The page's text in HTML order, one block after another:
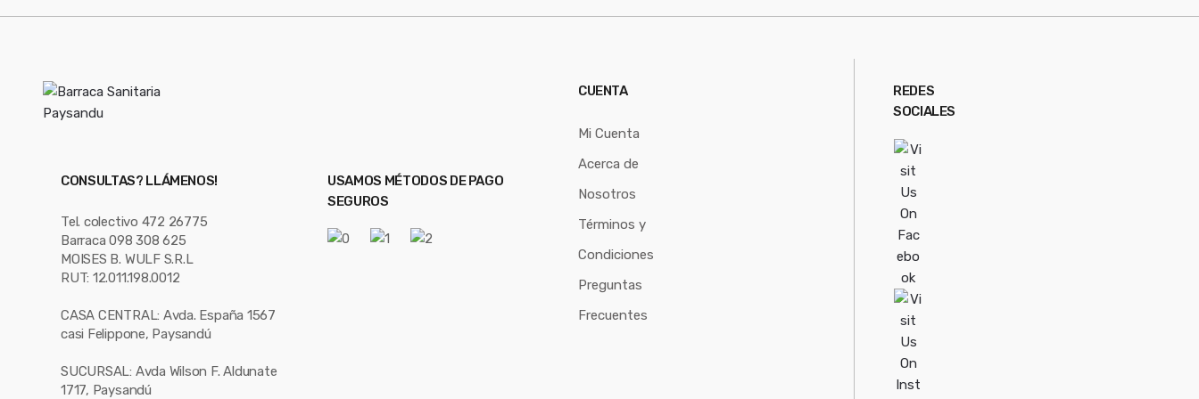
CONSULTAS? LLÁMENOS!
Tel. colectivo 472 26775
Barraca 098 308 625
MOISES B. WULF S.R.L
RUT: 12.011.198.0012
CASA CENTRAL: Avda. España 1567
casi Felippone, Paysandú
SUCURSAL: Avda Wilson F. Aldunate
1717, Paysandú
USAMOS MÉTODOS DE PAGO
SEGUROS
CUENTA
Mi Cuenta
Acerca de
Nosotros
Términos y
Condiciones
Preguntas
Frecuentes
REDES
SOCIALES